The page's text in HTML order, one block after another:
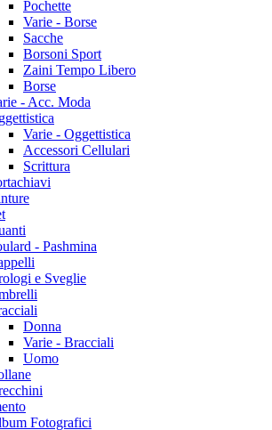
Pochette
Varie - Borse
Sacche
Borsoni Sport
Zaini Tempo Libero
Borse
- Acc. Moda
Varie - Oggettistica
Accessori Cellulari
Scrittura
- Pashmina
e Sveglie
Donna
Varie - Bracciali
Uomo
Fotografici